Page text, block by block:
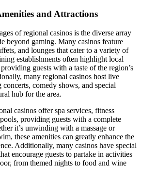
and Attractions
of regional casinos is the diverse array
beyond gaming. Many casinos feature
and lounges that cater to a variety of
establishments often highlight local
guests with a taste of the region’s
many regional casinos host live
comedy shows, and special
hub for the area.
casinos offer spa services, fitness
providing guests with a complete
it’s unwinding with a massage or
these amenities can greatly enhance the
Additionally, many casinos have special
encourage guests to partake in activities
from themed nights to food and wine